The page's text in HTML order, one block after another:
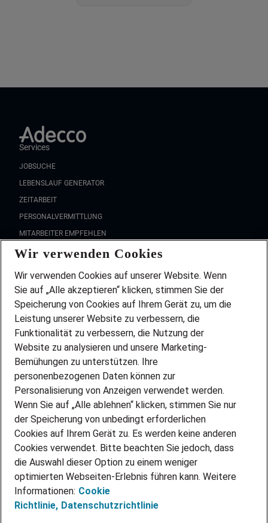
Services
JOBSUCHE
LEBENSLAUF GENERATOR
ZEITARBEIT
PERSONALVERMITTLUNG
MITARBEITER EMPFEHLEN
FAQ
Wir stellen ein!
DEINE BERUFSGRUPPE
DEINE LEBENSSITUATION
PARTNERSHIP WITH AIRBUS
INITIATIV BEWERBEN
ÜBER UNS
STANDORTE
BLOG
PRESSE
KONTAKT
@Adecco 2026
IMPRESSUM
DATENSCHUTZ
Wir verwenden Cookies
Wir verwenden Cookies auf unserer Website. Wenn
Sie auf „Alle akzeptieren“ klicken, stimmen Sie der
Speicherung von Cookies auf Ihrem Gerät zu, um die
Leistung unserer Website zu verbessern, die
Funktionalität zu verbessern, die Nutzung der
Website zu analysieren und unsere Marketing-
Bemühungen zu unterstützen. Ihre
personenbezogenen Daten können zur
Personalisierung von Anzeigen verwendet werden.
Wenn Sie auf „Alle ablehnen“ klicken, stimmen Sie nur
der Speicherung von unbedingt erforderlichen
Cookies auf Ihrem Gerät zu. Es werden keine anderen
Cookies verwendet. Bitte beachten Sie jedoch, dass
die Auswahl dieser Option zu einem weniger
optimierten Webseiten-Erlebnis führen kann. Weitere
Informationen: Cookie
Richtlinie, Datenschutzrichtlinie